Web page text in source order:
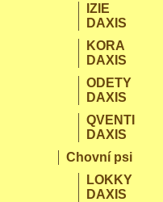
IZIE
DAXIS
KORA
DAXIS
ODETY
DAXIS
QVENTI
DAXIS
Chovní psi
LOKKY
DAXIS